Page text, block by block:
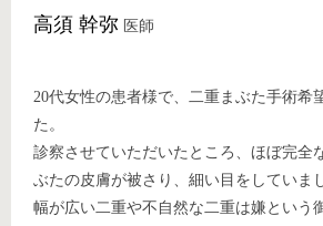
⾼須 幹弥 医師
20代女性の患者様で、二重まぶた手術希
た。
診察させていただいたところ、ほぼ完全
ぶたの皮膚が被さり、細い目をしていま
幅が広い二重や不自然な二重は嫌という